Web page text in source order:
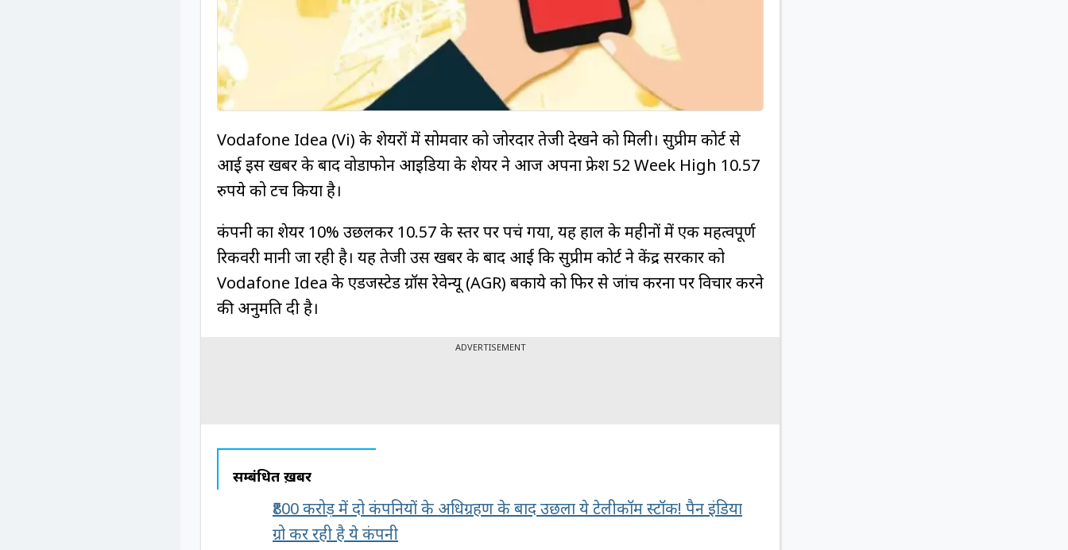
Vodafone Idea (Vi) के शेयरों में सोमवार को जोरदार तेजी देखने को मिली। सुप्रीम कोर्ट से
आई इस खबर के बाद वोडाफोन आइडिया के शेयर ने आज अपना फ्रेश 52 Week High 10.57
रुपये को टच किया है।
कंपनी का शेयर 10% उछलकर ₹10.57 के स्तर पर पहुंच गया, यह हाल के महीनों में एक महत्वपूर्ण
रिकवरी मानी जा रही है। यह तेजी उस खबर के बाद आई कि सुप्रीम कोर्ट ने केंद्र सरकार को
Vodafone Idea के एडजस्टेड ग्रॉस रेवेन्यू (AGR) बकाये को फिर से जांच करना पर विचार करने
की अनुमति दी है।
ADVERTISEMENT
सम्बंधित ख़बरें
₹800 करोड़ में दो कंपनियों के अधिग्रहण के बाद उछला ये टेलीकॉम स्टॉक! पैन इंडिया
ग्रो कर रही है ये कंपनी